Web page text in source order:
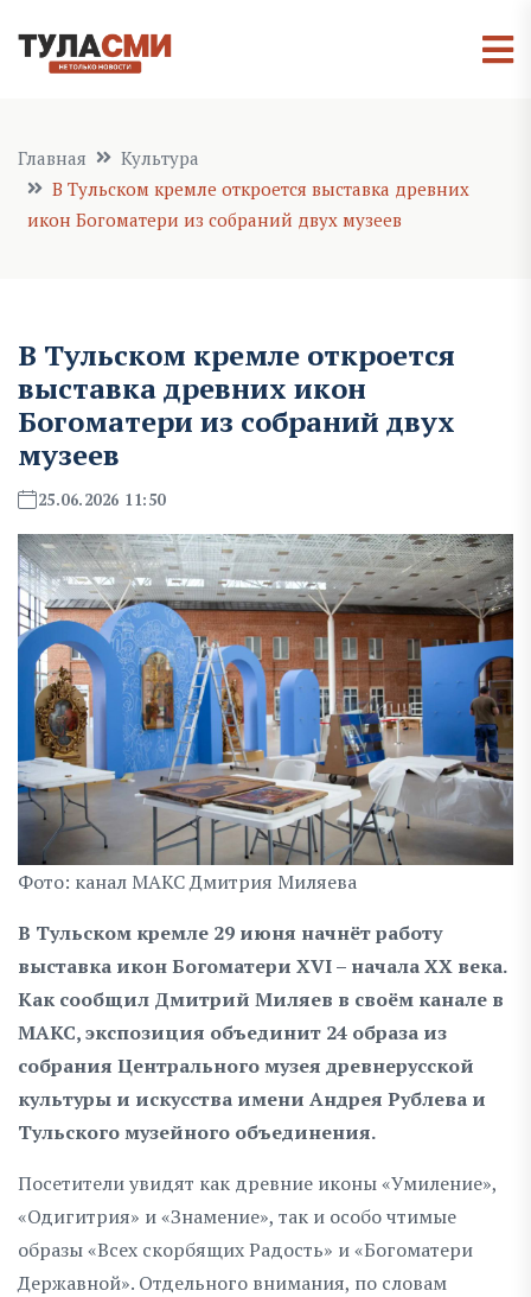
Главная
Культура
В Тульском кремле откроется выставка древних
икон Богоматери из собраний двух музеев
В Тульском кремле откроется
выставка древних икон
Богоматери из собраний двух
музеев
25.06.2026 11:50
Фото: канал МАКС Дмитрия Миляева
В Тульском кремле 29 июня начнёт работу
выставка икон Богоматери XVI – начала XX века.
Как сообщил Дмитрий Миляев в своём канале в
МАКС, экспозиция объединит 24 образа из
собрания Центрального музея древнерусской
культуры и искусства имени Андрея Рублева и
Тульского музейного объединения.
Посетители увидят как древние иконы «Умиление»,
«Одигитрия» и «Знамение», так и особо чтимые
образы «Всех скорбящих Радость» и «Богоматери
Державной». Отдельного внимания, по словам